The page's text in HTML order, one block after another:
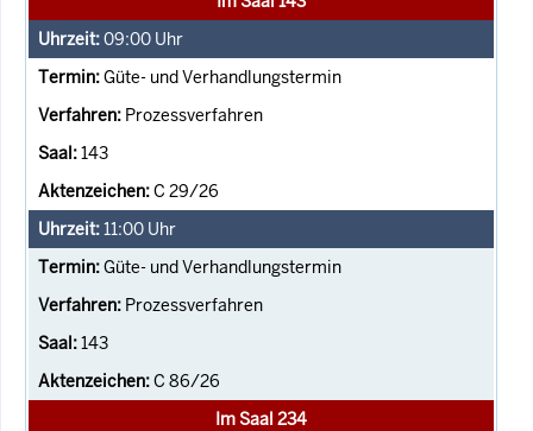
09:00 Uhr
Güte- und Verhandlungstermin
Prozessverfahren
143
C 29/26
11:00 Uhr
Güte- und Verhandlungstermin
Prozessverfahren
143
C 86/26
Im Saal 234